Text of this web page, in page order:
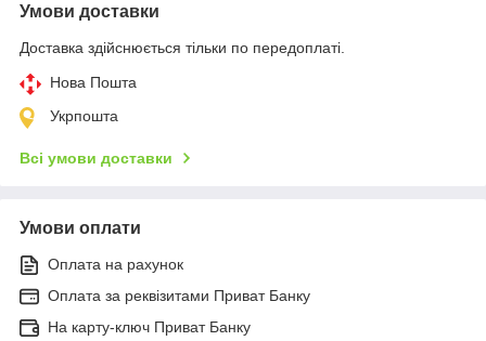
Умови доставки
Доставка здійснюється тільки по передоплаті.
Нова Пошта
Укрпошта
Всі умови доставки
Умови оплати
Оплата на рахунок
Оплата за реквізитами Приват Банку
На карту-ключ Приват Банку